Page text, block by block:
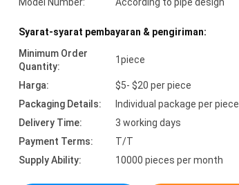
Syarat-syarat pembayaran & pengiriman:
Minimum Order
Quantity:
1piece
Harga:
$5- $20 per piece
Packaging Details:
Individual package per piece
Delivery Time:
3 working days
Payment Terms:
T/T
Supply Ability:
10000 pieces per month